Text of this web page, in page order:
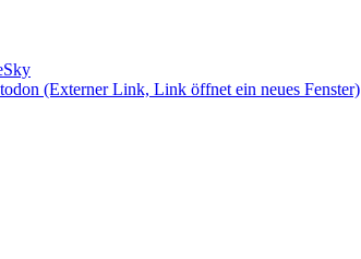
(Externer Link, Link öffnet ein neues Fenster)